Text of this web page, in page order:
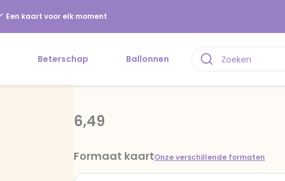
Een kaart voor elk moment
Beterschap Ballonnen
6,49
Formaat kaartOnze verschillende formaten